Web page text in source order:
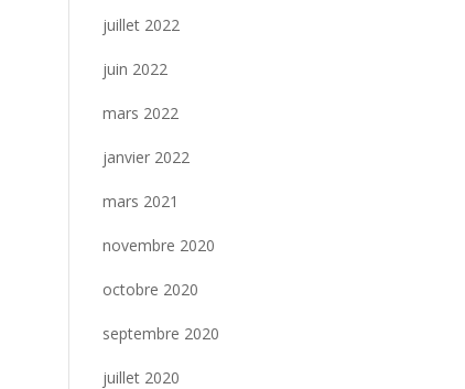
juillet 2022
juin 2022
mars 2022
janvier 2022
mars 2021
novembre 2020
octobre 2020
septembre 2020
juillet 2020